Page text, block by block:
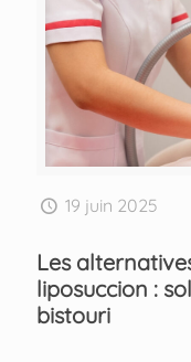
19 juin 2025
Les
liposuccion :
bistouri